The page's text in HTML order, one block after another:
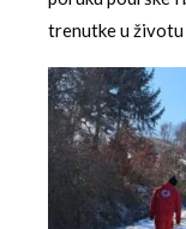
trenutke u